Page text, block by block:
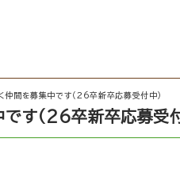
仲間を募集中です（26卒新卒応募受付中）
す（26卒新卒応募受